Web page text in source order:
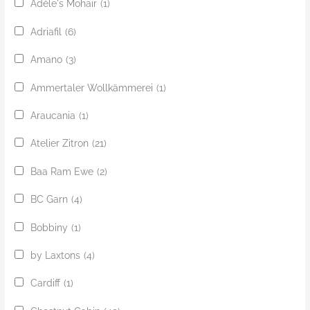
Adèle's Mohair (1)
Adriafil (6)
Amano (3)
Ammertaler Wollkämmerei (1)
Araucania (1)
Atelier Zitron (21)
Baa Ram Ewe (2)
BC Garn (4)
Bobbiny (1)
by Laxtons (4)
Cardiff (1)